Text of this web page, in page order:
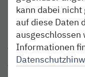
Kirchenstr. 20
25524 Itzehoe
Anreise
Mit der nordbahn
Vom Bahnhof zum
kann dabei
auf diese Daten
ausgeschlossen
Informationen